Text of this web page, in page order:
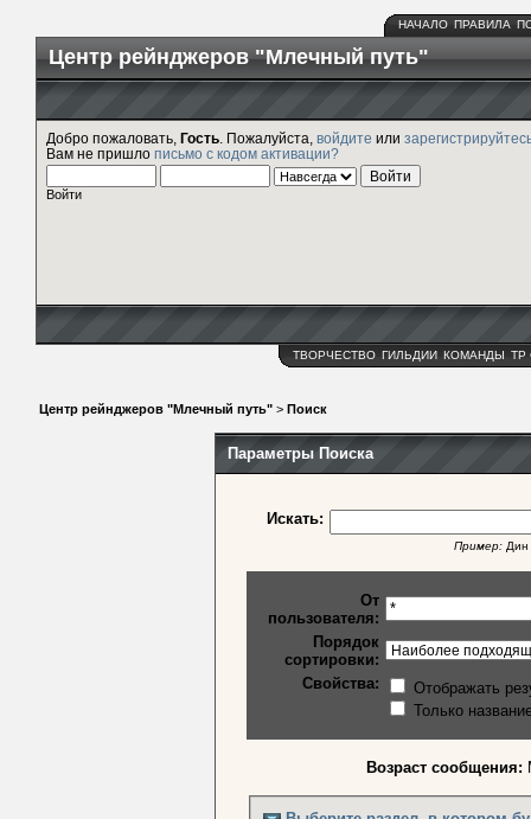
НАЧАЛО ПРАВИЛА
Центр рейнджеров "Млечный путь"
Добро пожаловать, Гость . Пожалуйста, войдите или
Вам не пришло письмо с кодом активации?
Войти
ТВОРЧЕСТВО ГИЛЬДИИ КОМАНДЫ ТР
Центр рейнджеров "Млечный путь" > Поиск
Параметры Поиска
Искать:
Пример:Дин
От
пользователя:
Порядок
сортировки:
Свойства:
Отображать
Только
Возраст сообщения: